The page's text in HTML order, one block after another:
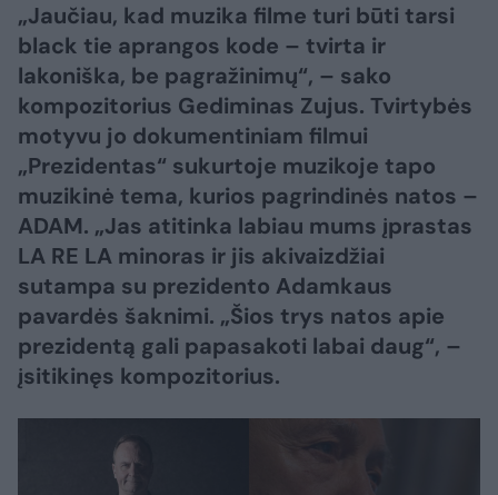
„Jaučiau, kad muzika filme turi būti tarsi
black tie aprangos kode – tvirta ir
lakoniška, be pagražinimų“, – sako
kompozitorius Gediminas Zujus. Tvirtybės
motyvu jo dokumentiniam filmui
„Prezidentas“ sukurtoje muzikoje tapo
muzikinė tema, kurios pagrindinės natos –
ADAM. „Jas atitinka labiau mums įprastas
LA RE LA minoras ir jis akivaizdžiai
sutampa su prezidento Adamkaus
pavardės šaknimi. „Šios trys natos apie
prezidentą gali papasakoti labai daug“, –
įsitikinęs kompozitorius.